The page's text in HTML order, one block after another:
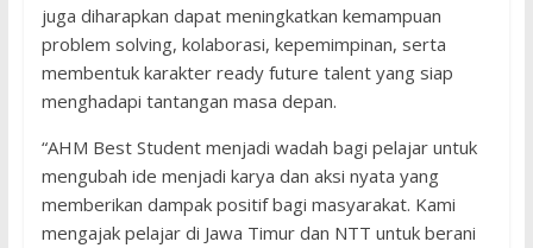
juga diharapkan dapat meningkatkan kemampuan
problem solving, kolaborasi, kepemimpinan, serta
membentuk karakter ready future talent yang siap
menghadapi tantangan masa depan.
“AHM Best Student menjadi wadah bagi pelajar untuk
mengubah ide menjadi karya dan aksi nyata yang
memberikan dampak positif bagi masyarakat. Kami
mengajak pelajar di Jawa Timur dan NTT untuk berani